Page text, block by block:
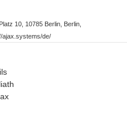
10, 10785 Berlin, Berlin,
ajax.systems/de/